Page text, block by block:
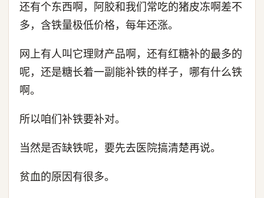
还有个东西啊，阿胶和我们常吃的猪皮冻啊差不
多，含铁量极低价格，每年还涨。
网上有人叫它理财产品啊，还有红糖补的最多的
呢，还是糖长着一副能补铁的样子，哪有什么铁
啊。
所以咱们补铁要补对。
当然是否缺铁呢，要先去医院搞清楚再说。
贫血的原因有很多。